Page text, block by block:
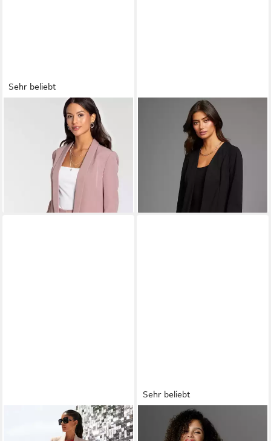
Sehr beliebt
LAURA SCOTTLongblazer
mit gerafften Ärmeln
+3
LAURA SCOTTLongblazer
mit Reißverschlüssen
ab 56,99 € UVP69,99 €
MADELEINEKurzblazer
Floraler Kurzblazer mit
Sehr beliebt
ANISTON SELECTED
Jerseyblazer mit gestreiften